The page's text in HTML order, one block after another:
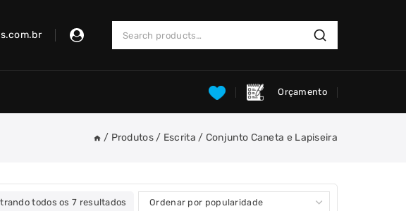
Search
Orçamento
/ Produtos / Escrita / Conjunto Caneta e Lapiseira
todos os 7 resultados Classificado